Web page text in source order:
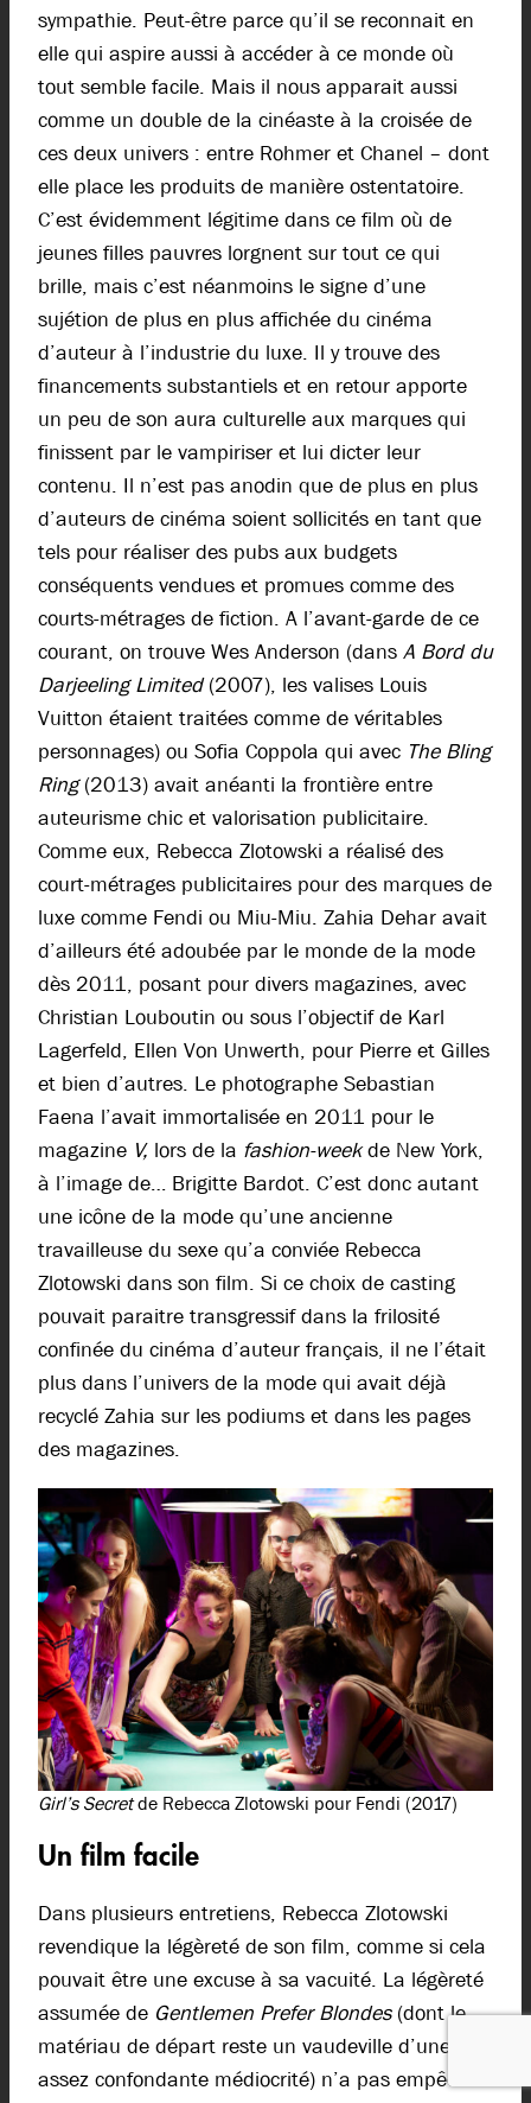
sympathie. Peut-être parce qu’il se reconnait en
elle qui aspire aussi à accéder à ce monde où
tout semble facile. Mais il nous apparait aussi
comme un double de la cinéaste à la croisée de
ces deux univers : entre Rohmer et Chanel – dont
elle place les produits de manière ostentatoire.
C’est évidemment légitime dans ce film où de
jeunes filles pauvres lorgnent sur tout ce qui
brille, mais c’est néanmoins le signe d’une
sujétion de plus en plus affichée du cinéma
d’auteur à l’industrie du luxe. Il y trouve des
financements substantiels et en retour apporte
un peu de son aura culturelle aux marques qui
finissent par le vampiriser et lui dicter leur
contenu. Il n’est pas anodin que de plus en plus
d’auteurs de cinéma soient sollicités en tant que
tels pour réaliser des pubs aux budgets
conséquents vendues et promues comme des
courts-métrages de fiction. A l’avant-garde de ce
courant, on trouve Wes Anderson (dans A Bord du
Darjeeling Limited(2007), les valises Louis
Vuitton étaient traitées comme de véritables
personnages) ou Sofia Coppola qui avec The Bling
Ring(2013) avait anéanti la frontière entre
auteurisme chic et valorisation publicitaire.
Comme eux, Rebecca Zlotowski a réalisé des
court-métrages publicitaires pour des marques de
luxe comme Fendi ou Miu-Miu. Zahia Dehar avait
d’ailleurs été adoubée par le monde de la mode
dès 2011, posant pour divers magazines, avec
Christian Louboutin ou sous l’objectif de Karl
Lagerfeld, Ellen Von Unwerth, pour Pierre et Gilles
et bien d’autres. Le photographe Sebastian
Faena l’avait immortalisée en 2011 pour le
magazine V, lors de la fashion-weekde New York,
à l’image de… Brigitte Bardot. C’est donc autant
une icône de la mode qu’une ancienne
travailleuse du sexe qu’a conviée Rebecca
Zlotowski dans son film. Si ce choix de casting
pouvait paraitre transgressif dans la frilosité
confinée du cinéma d’auteur français, il ne l’était
plus dans l’univers de la mode qui avait déjà
recyclé Zahia sur les podiums et dans les pages
des magazines.
Girl’s Secretde Rebecca Zlotowski pour Fendi (2017)
Un film facile
Dans plusieurs entretiens, Rebecca Zlotowski
revendique la légèreté de son film, comme si cela
pouvait être une excuse à sa vacuité. La légèreté
assumée de Gentlemen Prefer Blondes(dont le
matériau de départ reste un vaudeville d’une
assez confondante médiocrité) n’a pas empêché